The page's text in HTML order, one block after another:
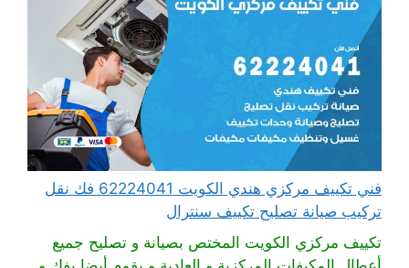
فني تكييف مركزي هندي الكويت 62224041 فك نقل
تركيب صيانة تصليح تكييف سنترال
تكييف مركزي الكويت المختص بصيانة و تصليح جميع